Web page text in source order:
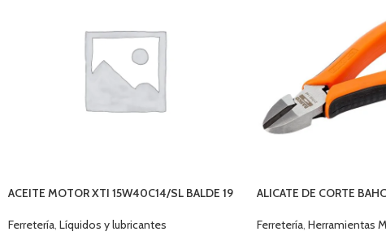
ACEITE MOTOR XTI 15W40C14/SL BALDE 19
Ferretería, Líquidos y lubricantes
ALICATE DE CORTE
Ferretería, Herramientas